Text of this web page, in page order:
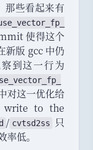
那些看起来有
vector_ fp_
使得这个
新版 gcc 中仍
到这一行为
vector_ fp_
对这一优化给
write to the
/ cvtsd2ss
只
率低。